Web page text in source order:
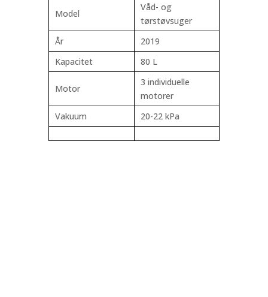
Model
Våd- og
tørstøvsuger
År
2019
Kapacitet
80 L
Motor
3 individuelle
motorer
Vakuum
20-22 kPa